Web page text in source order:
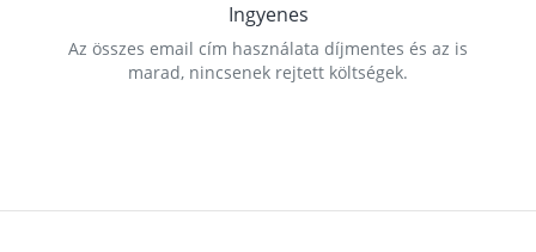
Ingyenes
Az összes email cím használata díjmentes és az is
marad, nincsenek rejtett költségek.